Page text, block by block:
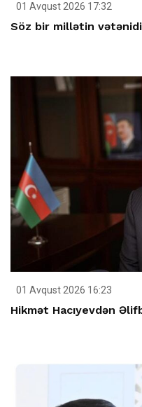
01 Avqust 2026 17:32
Söz bir millətin
01 Avqust 2026 16:23
Hikmət Hacıyevdən